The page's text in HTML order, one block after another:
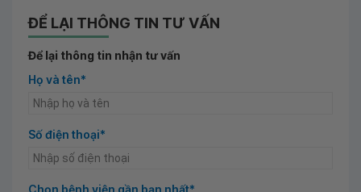
ĐỂ LẠI THÔNG TIN TƯ VẤN
Để lại thông tin nhận tư vấn
Họ và tên*
Số điện thoại*